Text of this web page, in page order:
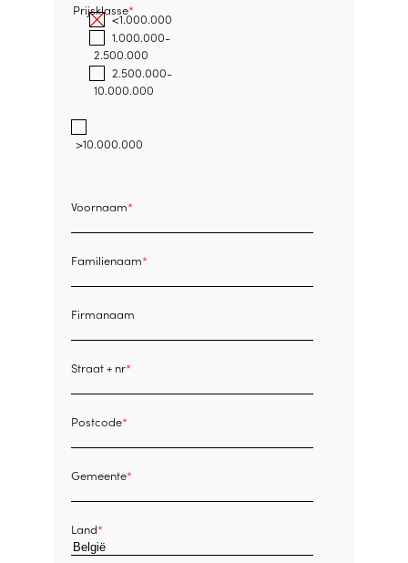
Prijsklasse
<1.000.000
1.000.000-
2.500.000
2.500.000-
10.000.000
>10.000.000
Voornaam
Familienaam
Firmanaam
Straat + nr
Postcode
Gemeente
Land